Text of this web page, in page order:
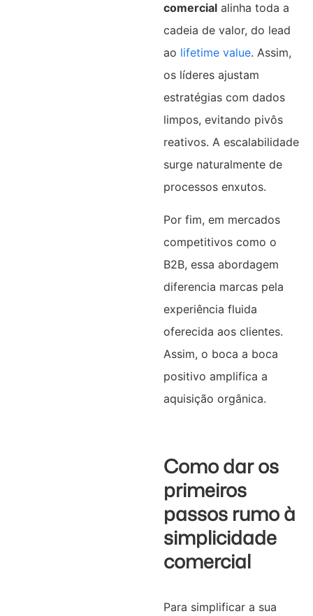
comercialalinha toda a
cadeia de valor, do lead
ao lifetime value. Assim,
os líderes ajustam
estratégias com dados
limpos, evitando pivôs
reativos. A escalabilidade
surge naturalmente de
processos enxutos.
Por fim, em mercados
competitivos como o
B2B, essa abordagem
diferencia marcas pela
experiência fluida
oferecida aos clientes.
Assim, o boca a boca
positivo amplifica a
aquisição orgânica.
Como dar os
primeiros
passos rumo à
simplicidade
comercial
Para simplificar a sua